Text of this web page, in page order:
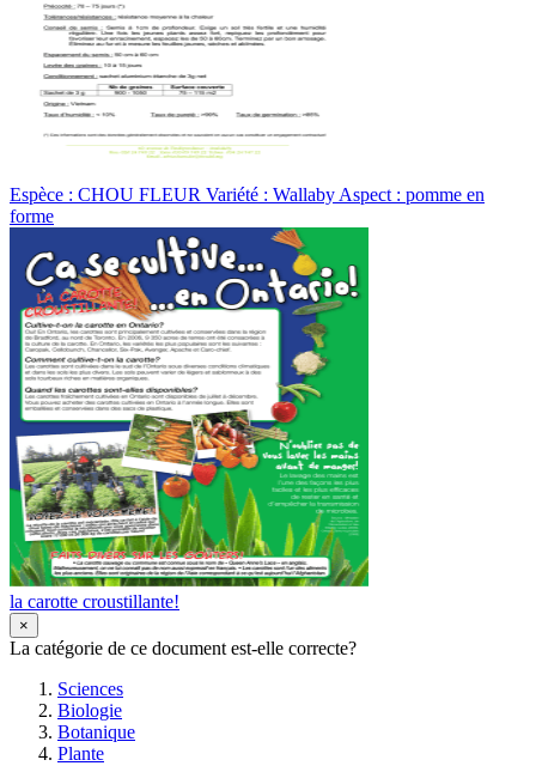
Espèce : CHOU FLEUR Variété : Wallaby Aspect : pomme en
forme
la carotte croustillante!
×
La catégorie de ce document est-elle correcte?
Sciences
Biologie
Botanique
Plante